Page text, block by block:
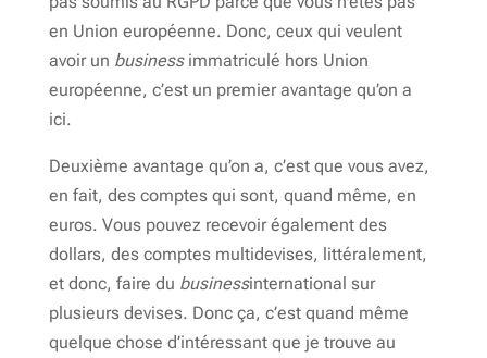
en Union européenne. Donc, ceux qui veulent
avoir un businessimmatriculé hors Union
européenne, c’est un premier avantage qu’on a
ici.
Deuxième avantage qu’on a, c’est que vous avez,
en fait, des comptes qui sont, quand même, en
euros. Vous pouvez recevoir également des
dollars, des comptes multidevises, littéralement,
et donc, faire du businessinternational sur
plusieurs devises. Donc ça, c’est quand même
quelque chose d’intéressant que je trouve au